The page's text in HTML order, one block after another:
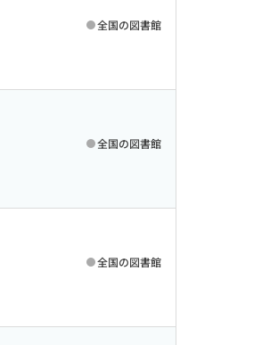
全国の図書館
全国の図書館
全国の図書館